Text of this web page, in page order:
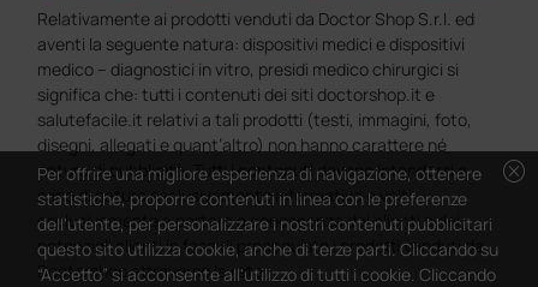
Relativamente ai prodotti venduti da Doctor Shop S.r.l. ed
aventi la seguente natura: dispositivi medici e dispositivi
medico – diagnostici in vitro, presidi medico chirurgici si
significa che: tutti i contenuti dei siti doctorshop.it e
salutefacile.it relativi a tali prodotti (testi, immagini, foto,
disegni, allegati e quant’altro) non hanno carattere né
natura di pubblicità. Tutti i contenuti devono intendersi e
sono di natura esclusivamente informativa e volti
esclusivamente a portare a conoscenza dei clienti e dei
potenziali clienti in fase di preacquisto i prodotti venduti da
Doctorshop attraverso la rete.
cancel
Per offrire una migliore esperienza di navigazione, ottenere
statistiche, proporre contenuti in linea con le preferenze
dell'utente, per personalizzare i nostri contenuti pubblicitari
questo sito utilizza cookie, anche di terze parti. Cliccando su
“Accetto” si acconsente all'utilizzo di tutti i cookie. Cliccando